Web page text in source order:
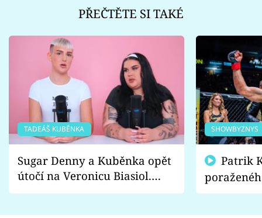
PŘEČTĚTE SI TAKÉ
TADEÁŠ KUBĚNKA
Sugar Denny a Kuběnka opět
útočí na Veronicu Biasiol.
Proč je podle nich falešná a
SHOWBYZNYS
fanoušci